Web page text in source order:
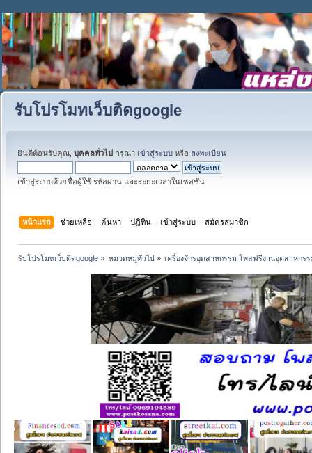
รับโปรโมทเว็บติดgoogle
ยินดีต้อนรับคุณ, บุคคลทั่วไป กรุณา เข้าสู่ระบบ หรือ ลงทะเบียน
เข้าสู่ระบบด้วยชื่อผู้ใช้ รหัสผ่าน และระยะเวลาในเซสชั่น
หน้าแรก ช่วยเหลือ ค้นหา ปฏิทิน เข้าสู่ระบบ สมัครสมาชิก
รับโปรโมทเว็บติดgoogle » หมวดหมู่ทั่วไป» เครื่องจักรอุตสาหกรรม โพสฟรีงานอุตสาหกร